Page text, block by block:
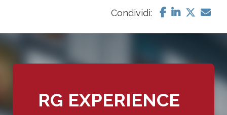
Condividi:
RG EXPERIENCE